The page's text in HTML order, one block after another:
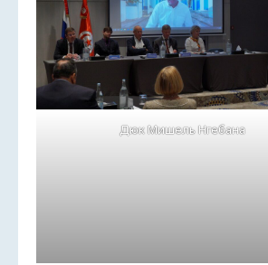
Дюк Мишель Нгебана